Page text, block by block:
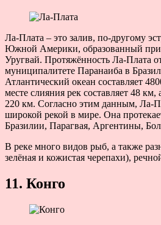
Ла-Плата – это залив, по-другому
Южной Америки, образованный при
Уругвай. Протяжённость Ла-Плата
муниципалитете Паранаиба в
Атлантический океан составляет
месте слияния рек составляет 48
220 км. Согласно этим данным, Ла-
широкой рекой в мире. Она
Бразилии, Парагвая, Аргентины,
В реке много видов рыб, а также
зелёная и кожистая черепахи),
11. Конго